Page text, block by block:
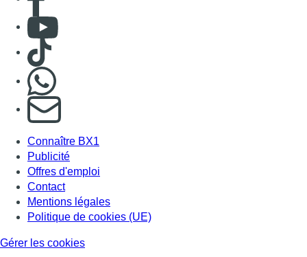
Consulter Youtube
Consulter TikTok
S'abonner à notre newsletter
Connaître BX1
Publicité
Offres d'emploi
Contact
Mentions légales
Politique de cookies (UE)
Gérer les cookies